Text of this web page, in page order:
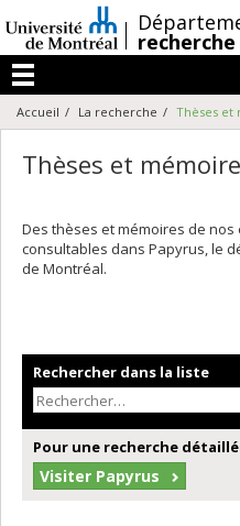
au
contenu
/
Menu
Accueil La recherche Thèses et
Thèses et
Des thèses et mémoires de
consultables dans Papyrus, le
de Montréal.
Rechercher dans la liste
Pour une recherche
Visiter Papyrus